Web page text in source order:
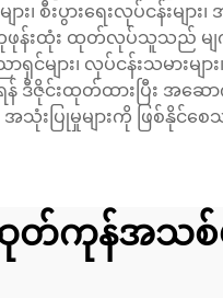
ားရေးလုပ်ငန်းများ၊ အပ
တုဖုန်းထုံး ထုတ်လုပ်သူသည် မ
များ၊ လုပ်ငန်းသမားမျ
ဇိုင်းထုတ်ထားပြီး အဆေ
အသုံးပြုမှုများကို ဖြစ်နိုင်စ
တ်ကုန်အသစ်မ